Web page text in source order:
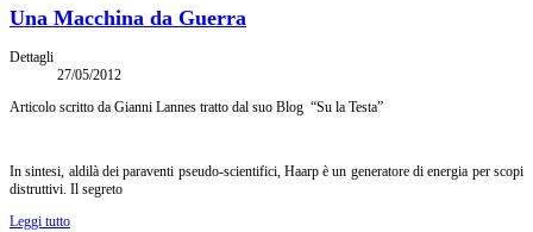
Una Macchina da Guerra
Dettagli
27/05/2012
Articolo scritto da Gianni Lannes tratto dal suo Blog “Su la Testa”
In sintesi, aldilà dei paraventi pseudo-scientifici, Haarp è un generatore di energia per scopi
distruttivi. Il segreto
Leggi tutto